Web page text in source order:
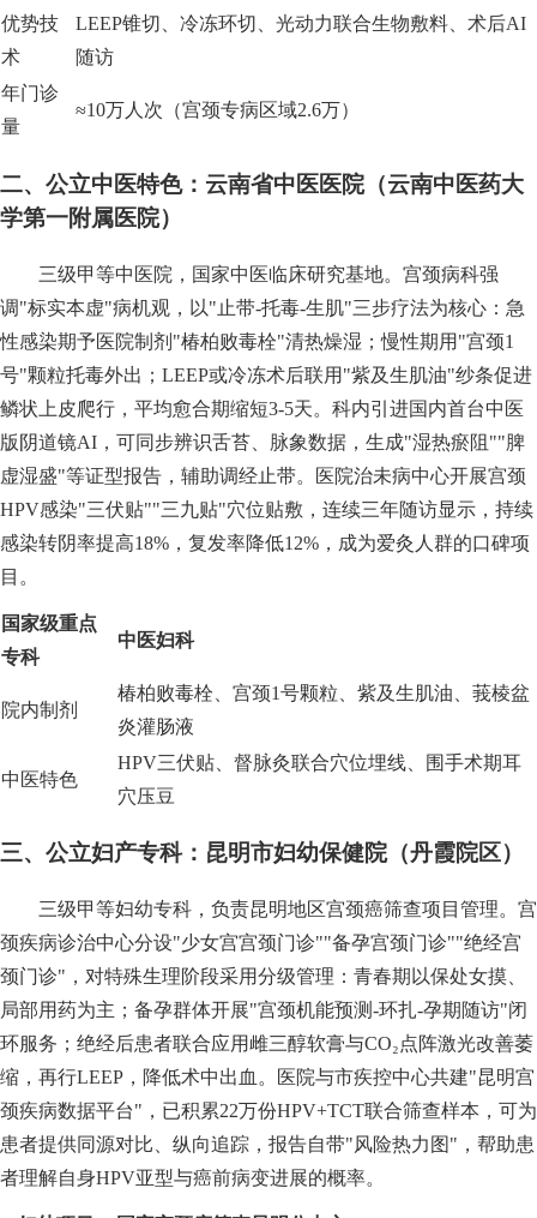
优势技
术
LEEP锥切、冷冻环切、光动力联合生物敷料、术后AI
随访
年门诊
量
≈10万人次（宫颈专病区域2.6万）
二、公立中医特色：云南省中医医院（云南中医药大
学第一附属医院）
三级甲等中医院，国家中医临床研究基地。宫颈病科强
调"标实本虚"病机观，以"止带-托毒-生肌"三步疗法为核心：急
性感染期予医院制剂"椿柏败毒栓"清热燥湿；慢性期用"宫颈1
号"颗粒托毒外出；LEEP或冷冻术后联用"紫及生肌油"纱条促进
鳞状上皮爬行，平均愈合期缩短3-5天。科内引进国内首台中医
版阴道镜AI，可同步辨识舌苔、脉象数据，生成"湿热瘀阻""脾
虚湿盛"等证型报告，辅助调经止带。医院治未病中心开展宫颈
HPV感染"三伏贴""三九贴"穴位贴敷，连续三年随访显示，持续
感染转阴率提高18%，复发率降低12%，成为爱灸人群的口碑项
目。
国家级重点
专科
中医妇科
院内制剂
椿柏败毒栓、宫颈1号颗粒、紫及生肌油、莪棱盆
炎灌肠液
中医特色
HPV三伏贴、督脉灸联合穴位埋线、围手术期耳
穴压豆
三、公立妇产专科：昆明市妇幼保健院（丹霞院区）
三级甲等妇幼专科，负责昆明地区宫颈癌筛查项目管理。宫
颈疾病诊治中心分设"少女宫宫颈门诊""备孕宫颈门诊""绝经宫
颈门诊"，对特殊生理阶段采用分级管理：青春期以保处女摸、
局部用药为主；备孕群体开展"宫颈机能预测-环扎-孕期随访"闭
环服务；绝经后患者联合应用雌三醇软膏与CO₂点阵激光改善萎
缩，再行LEEP，降低术中出血。医院与市疾控中心共建"昆明宫
颈疾病数据平台"，已积累22万份HPV+TCT联合筛查样本，可为
患者提供同源对比、纵向追踪，报告自带"风险热力图"，帮助患
者理解自身HPV亚型与癌前病变进展的概率。